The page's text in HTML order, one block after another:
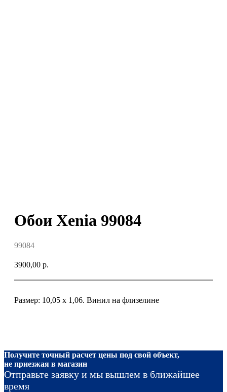
Обои Xenia 99084
99084
3900,00 р.
Размер: 10,05 х 1,06. Винил на флизелине
Получите точный расчет цены под свой объект,
не приезжая в магазин
Отправьте заявку и мы вышлем в ближайшее
время